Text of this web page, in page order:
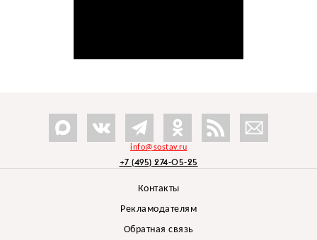
info@sostav.ru
+7 (495) 274-05-25
Контакты
Рекламодателям
Обратная связь